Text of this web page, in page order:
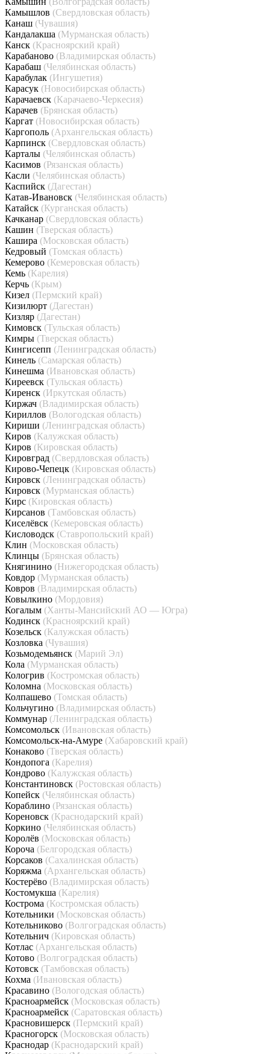
Камышлов (Свердловская область)
Канаш (Чувашия)
Кандалакша (Мурманская область)
Канск (Красноярский край)
Карабаново (Владимирская область)
Карабаш (Челябинская область)
Карабулак (Ингушетия)
Карасук (Новосибирская область)
Карачаевск (Карачаево-Черкесия)
Карачев (Брянская область)
Каргат (Новосибирская область)
Каргополь (Архангельская область)
Карпинск (Свердловская область)
Карталы (Челябинская область)
Касимов (Рязанская область)
Касли (Челябинская область)
Каспийск (Дагестан)
Катав-Ивановск (Челябинская область)
Катайск (Курганская область)
Качканар (Свердловская область)
Кашин (Тверская область)
Кашира (Московская область)
Кедровый (Томская область)
Кемерово (Кемеровская область)
Кемь (Карелия)
Керчь (Крым)
Кизел (Пермский край)
Кизилюрт (Дагестан)
Кизляр (Дагестан)
Кимовск (Тульская область)
Кимры (Тверская область)
Кингисепп (Ленинградская область)
Кинель (Самарская область)
Кинешма (Ивановская область)
Киреевск (Тульская область)
Киренск (Иркутская область)
Киржач (Владимирская область)
Кириллов (Вологодская область)
Кириши (Ленинградская область)
Киров (Калужская область)
Киров (Кировская область)
Кировград (Свердловская область)
Кирово-Чепецк (Кировская область)
Кировск (Ленинградская область)
Кировск (Мурманская область)
Кирс (Кировская область)
Кирсанов (Тамбовская область)
Киселёвск (Кемеровская область)
Кисловодск (Ставропольский край)
Клин (Московская область)
Клинцы (Брянская область)
Княгинино (Нижегородская область)
Ковдор (Мурманская область)
Ковров (Владимирская область)
Ковылкино (Мордовия)
Когалым (Ханты-Мансийский АО — Югра)
Кодинск (Красноярский край)
Козельск (Калужская область)
Козловка (Чувашия)
Козьмодемьянск (Марий Эл)
Кола (Мурманская область)
Кологрив (Костромская область)
Коломна (Московская область)
Колпашево (Томская область)
Кольчугино (Владимирская область)
Коммунар (Ленинградская область)
Комсомольск (Ивановская область)
Комсомольск-на-Амуре (Хабаровский край)
Конаково (Тверская область)
Кондопога (Карелия)
Кондрово (Калужская область)
Константиновск (Ростовская область)
Копейск (Челябинская область)
Кораблино (Рязанская область)
Кореновск (Краснодарский край)
Коркино (Челябинская область)
Королёв (Московская область)
Короча (Белгородская область)
Корсаков (Сахалинская область)
Коряжма (Архангельская область)
Костерёво (Владимирская область)
Костомукша (Карелия)
Кострома (Костромская область)
Котельники (Московская область)
Котельниково (Волгоградская область)
Котельнич (Кировская область)
Котлас (Архангельская область)
Котово (Волгоградская область)
Котовск (Тамбовская область)
Кохма (Ивановская область)
Красавино (Вологодская область)
Красноармейск (Московская область)
Красноармейск (Саратовская область)
Красновишерск (Пермский край)
Красногорск (Московская область)
Краснодар (Краснодарский край)